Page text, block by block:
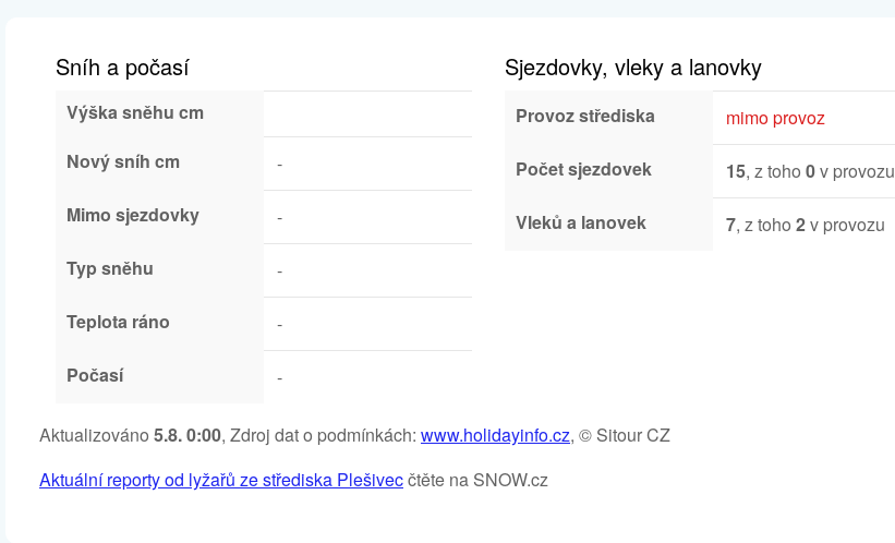
Sníh a počasí
Výška sněhu cm
Nový sníh cm
-
Mimo sjezdovky -
Typ sněhu -
Teplota ráno -
Počasí -
Sjezdovky, vleky a lanovky
Provoz střediska mimo provoz
Počet sjezdovek 15, z toho 0v provozu
Vleků a lanovek 7, z toho 2v provozu
Aktualizováno 5.8. 0:00, Zdroj dat o podmínkách: www.holidayinfo.cz, © Sitour CZ
Aktuální reporty od lyžařů ze střediska Plešivecčtěte na SNOW.cz